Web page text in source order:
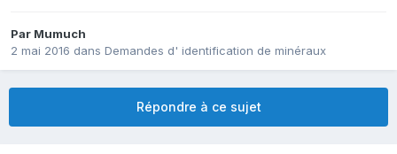
Par Mumuch
2 mai 2016 dans Demandes d' identification de minéraux
Répondre à ce sujet